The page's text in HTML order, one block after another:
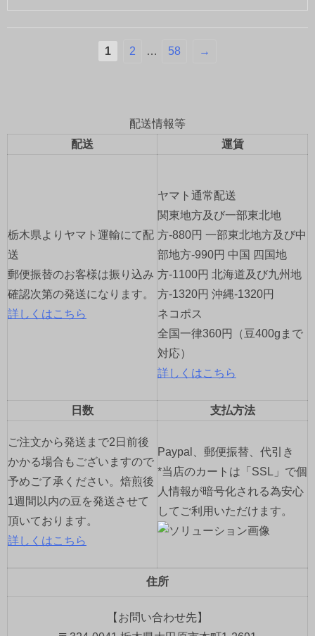
1 2 … 58 →
配送情報等
配送
運賃
栃木県よりヤマト運輸にて配
送
郵便振替のお客様は振り込み
確認次第の発送になります。
詳しくはこちら
ヤマト通常配送
関東地方及び一部東北地
方-880円 一部東北地方及び中
部地方-990円 中国 四国地
方-1100円 北海道及び九州地
方-1320円 沖縄-1320円
ネコポス
全国一律360円（豆400gまで
対応）
詳しくはこちら
日数 支払方法
ご注文から発送まで2日前後
かかる場合もございますので
予めご了承ください。焙煎後
1週間以内の豆を発送させて
頂いております。
詳しくはこちら
Paypal、郵便振替、代引き
*当店のカートは「SSL」で個
人情報が暗号化される為安心
してご利用いただけます。
住所
【お問い合わせ先】